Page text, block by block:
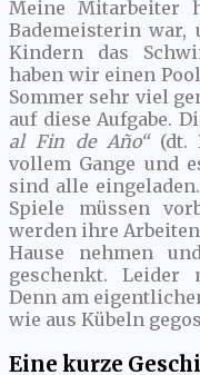
Meine Mitarbeiter
Bademeisterin
Kindern das
haben wir einen
Sommer sehr viel
auf diese Aufgabe.
al Fin de Año“(dt.
vollem Gange und
sind alle
Spiele müssen
werden ihre
Hause nehmen
geschenkt. Leider
Denn am
wie aus Kübeln
Eine kurze